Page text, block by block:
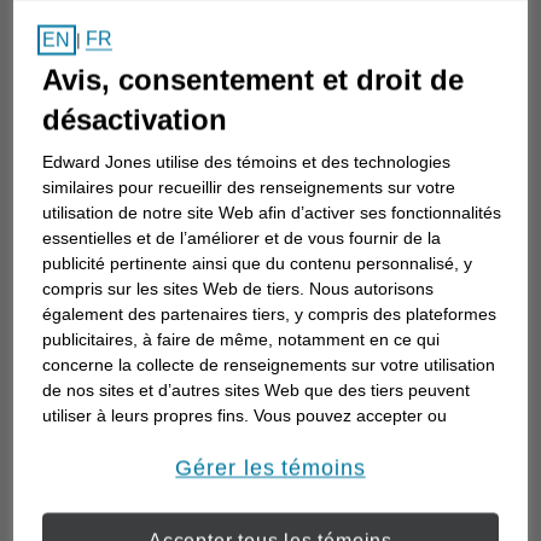
Comment choisir un
conseiller en investissement
Choisir un conseiller en investissement est
votre avenir. Voici comment commencer.
EN | FR
Avis, consentement et droit de
désactivation
Edward Jones utilise des témoins et des technologies
similaires pour recueillir des renseignements sur votre
utilisation de notre site Web afin d’activer ses fonctionnalités
essentielles et de l’améliorer et de vous fournir de la
publicité pertinente ainsi que du contenu personnalisé, y
compris sur les sites Web de tiers. Nous autorisons
également des partenaires tiers, y compris des plateformes
publicitaires, à faire de même, notamment en ce qui
concerne la collecte de renseignements sur votre utilisation
de nos sites et d’autres sites Web que des tiers peuvent
utiliser à leurs propres fins. Vous pouvez accepter ou
Pour en savoir plus sur la façon dont nous utilisons les
veuillez consulter notreDéclaration de confidentialité de
Gérer les témoins